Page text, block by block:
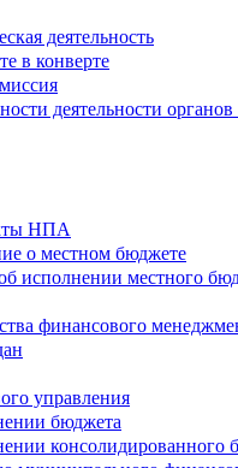
деятельность
в конверте
деятельности
НПА
о местном бюджете
исполнении местного
финансового
управления
бюджета
консолидированного